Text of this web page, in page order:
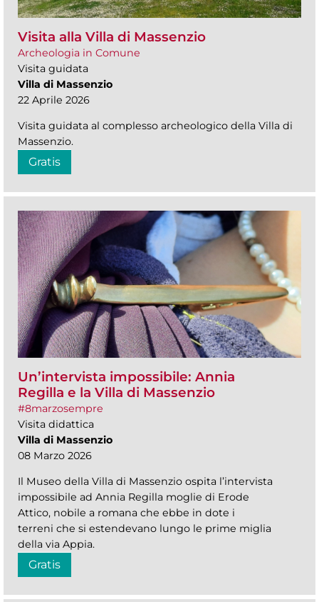
Visita alla Villa di Massenzio
Archeologia in Comune
Visita guidata
Villa di Massenzio
22 Aprile 2026
Visita guidata al complesso archeologico della Villa di
Massenzio.
Gratis
Un’intervista impossibile: Annia
Regilla e la Villa di Massenzio
#8marzosempre
Visita didattica
Villa di Massenzio
08 Marzo 2026
Il Museo della Villa di Massenzio ospita l’intervista
impossibile ad Annia Regilla moglie di Erode
Attico, nobile a romana che ebbe in dote i
terreni che si estendevano lungo le prime miglia
della via Appia.
Gratis